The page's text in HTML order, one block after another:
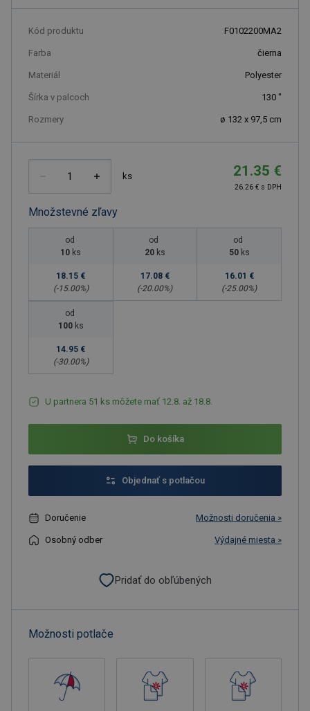
Kód produktu F0102200MA2
Farba čierna
Materiál Polyester
Šírka v palcoch 130 "
Rozmery ø 132 x 97,5 cm
ks 21.35 €
26.26 € s DPH
Množstevné zľavy
od
10 ks
18.15 €
(-15.00%)
od
20 ks
17.08 €
(-20.00%)
od
50 ks
16.01 €
(-25.00%)
od
100 ks
14.95 €
(-30.00%)
U partnera 51 ks môžete mať 12.8. až 18.8.
Do košíka
Objednať s potlačou
Doručenie Možnosti doručenia »
Osobný odber Výdajné miesta »
Pridať do obľúbených
Možnosti potlače